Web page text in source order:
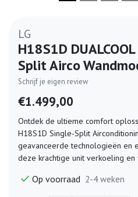
LG
H18S1D
Split Airco
Schrijf je eigen review
€1.499,00
Ontdek de ultieme comfort
H18S1D Single-Split
geavanceerde technologieën en
deze krachtige unit verkoeling en
Op voorraad 2-4 weken